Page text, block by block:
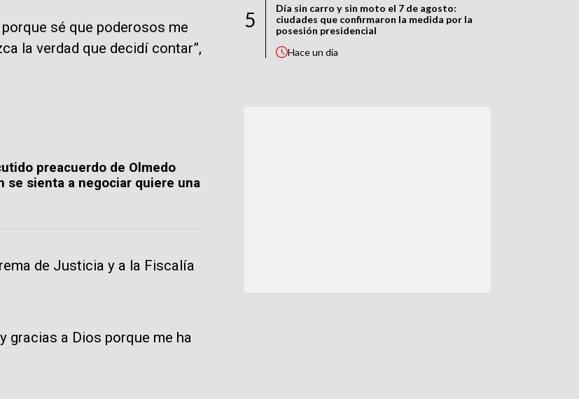
sé que poderosos me
la verdad que decidí contar”,
preacuerdo de Olmedo
se sienta a negociar quiere una
de Justicia y a la Fiscalía
gracias a Dios porque me ha
5
Día sin carro y sin moto el 7 de agosto:
ciudades que confirmaron la medida por la
posesión presidencial
Haceun día